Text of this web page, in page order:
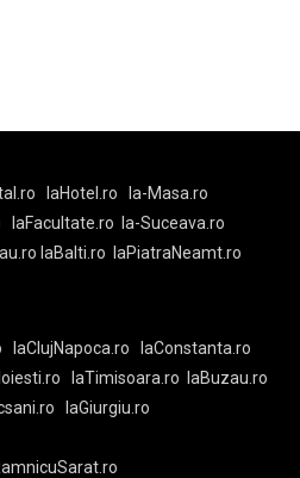
laHotel.ro
la-Masa.ro
laFacultate.ro
la-Suceava.ro
laBalti.ro
laPiatraNeamt.ro
laClujNapoca.ro
laConstanta.ro
laTimisoara.ro
laBuzau.ro
laGiurgiu.ro